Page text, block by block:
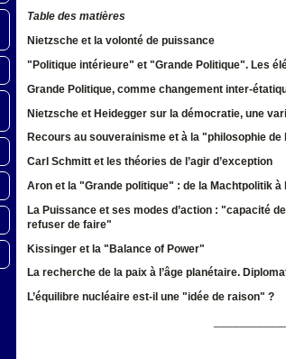
Table des matières
Nietzsche et la volonté de puissance
"Politique intérieure" et "Grande Politique". Les
Grande Politique, comme changement inter-
Nietzsche et Heidegger sur la démocratie, une
Recours au souverainisme et à la "philosophie
Carl Schmitt et les théories de l’agir d’exception
Aron et la "Grande politique" : de la Machtpolitik à
La Puissance et ses modes d’action : "capacité
refuser de faire"
Kissinger et la "Balance of Power"
La recherche de la paix à l’âge planétaire.
L’équilibre nucléaire est-il une "idée de raison" ?